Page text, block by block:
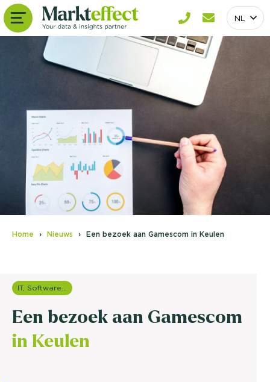
NL
Home Nieuws Een bezoek aan Gamescom in Keulen
Een bezoek aan Gamescom
in Keulen